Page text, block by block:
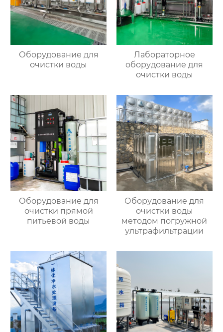
Оборудование для
очистки воды
Лабораторное
оборудование для
очистки воды
Оборудование для
очистки прямой
питьевой воды
Оборудование для
очистки воды
методом погружной
ультрафильтрации